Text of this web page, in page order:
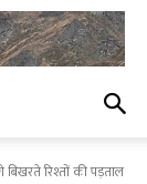
बिखरते रिश्तों की पड़ताल